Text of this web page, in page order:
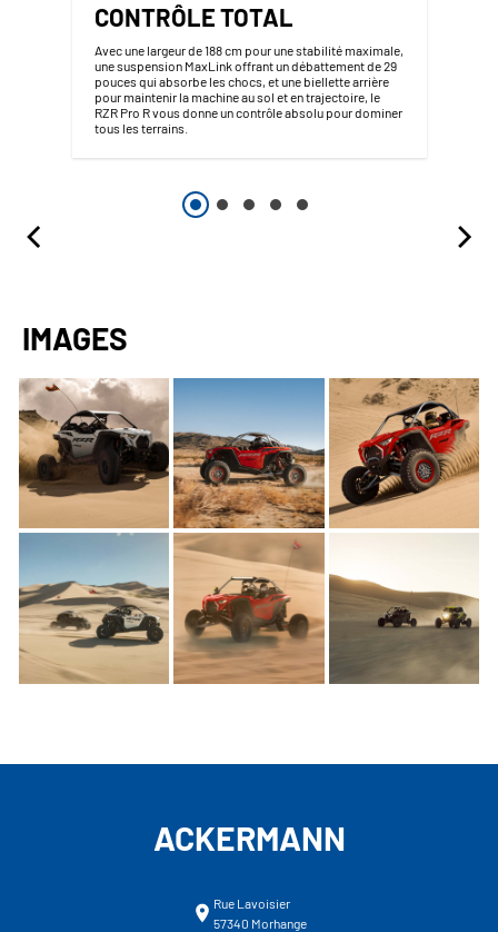
CONTRÔLE TOTAL
Avec une largeur de 188 cm pour une stabilité maximale,
une suspension MaxLink offrant un débattement de 29
pouces qui absorbe les chocs, et une biellette arrière
pour maintenir la machine au sol et en trajectoire, le
RZR Pro R vous donne un contrôle absolu pour dominer
tous les terrains.
IMAGES
ACKERMANN
Rue Lavoisier
57340 Morhange